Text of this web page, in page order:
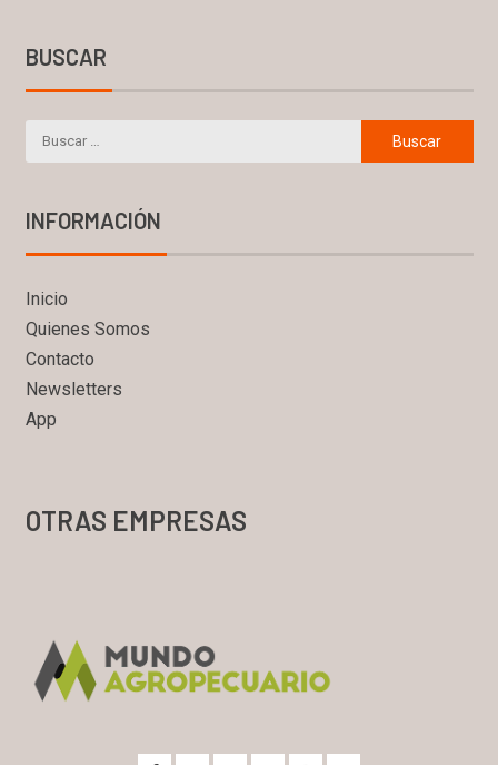
BUSCAR
INFORMACIÓN
Inicio
Quienes Somos
Contacto
Newsletters
App
OTRAS EMPRESAS